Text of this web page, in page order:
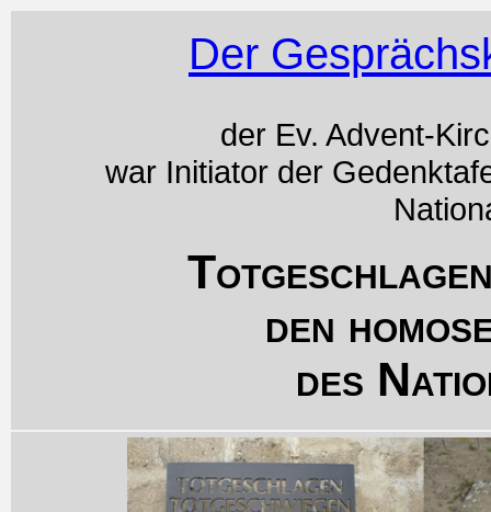
Der
der Ev. Advent-
war Initiator der
den
des